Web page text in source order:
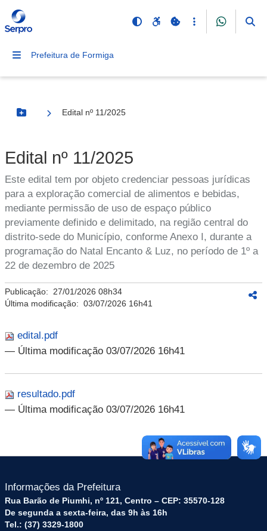
Prefeitura de Formiga
Botão Menu
Edital nº 11/2025
Edital nº 11/2025
Este edital tem por objeto credenciar pessoas jurídicas
para a exploração comercial de alimentos e bebidas,
mediante permissão de uso de espaço público
previamente definido e delimitado, na região central do
distrito-sede do Município, conforme Anexo I, durante a
programação do Natal Encanto & Luz, no período de 1º a
22 de dezembro de 2025
Publicação: 27/01/2026 08h34
Última modificação: 03/07/2026 16h41
edital.pdf
— Última modificação 03/07/2026 16h41
resultado.pdf
— Última modificação 03/07/2026 16h41
Informações da Prefeitura
Rua Barão de Piumhi, nº 121, Centro – CEP: 35570-128
De segunda a sexta-feira, das 9h às 16h
Tel.: (37) 3329-1800